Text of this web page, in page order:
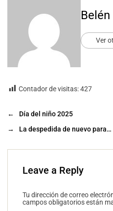
Ver
Contador de visitas:427
←
Día del niño 2025
→
La despedida de nuevo para…
Leave a Reply
Tu dirección de correo
campos obligatorios están